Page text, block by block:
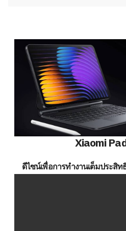
Xiaomi
ดีไซน์เพื่อการทำงานเต็มประสิ